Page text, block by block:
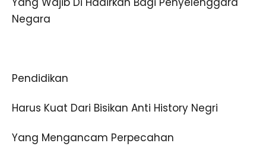
Negara
Pendidikan
Harus Kuat Dari Bisikan Anti History Negri
Yang Mengancam Perpecahan